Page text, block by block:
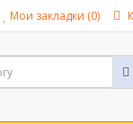
Мои закладки (0)